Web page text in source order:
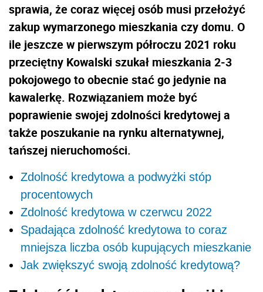
sprawia, że coraz więcej osób musi przełożyć
zakup wymarzonego mieszkania czy domu. O
ile jeszcze w pierwszym półroczu 2021 roku
przeciętny Kowalski szukał mieszkania 2-3
pokojowego to obecnie stać go jedynie na
kawalerkę. Rozwiązaniem może być
poprawienie swojej zdolności kredytowej a
także poszukanie na rynku alternatywnej,
tańszej nieruchomości.
Zdolność kredytowa a podwyżki stóp
procentowych
Zdolność kredytowa w czerwcu 2022
Spadająca zdolność kredytowa to coraz
mniejsza liczba osób kupujących mieszkanie
Jak zwiększyć swoją zdolność kredytową?